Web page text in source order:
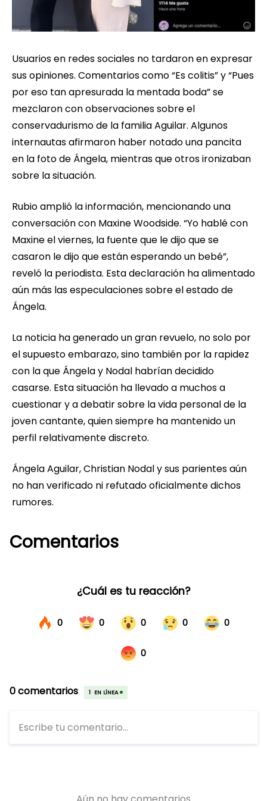
Usuarios en redes sociales no tardaron en expresar
sus opiniones. Comentarios como “Es colitis” y “Pues
por eso tan apresurada la mentada boda” se
mezclaron con observaciones sobre el
conservadurismo de la familia Aguilar. Algunos
internautas afirmaron haber notado una pancita
en la foto de Ángela, mientras que otros ironizaban
sobre la situación.
Rubio amplió la información, mencionando una
conversación con Maxine Woodside. “Yo hablé con
Maxine el viernes, la fuente que le dijo que se
casaron le dijo que están esperando un bebé”,
reveló la periodista. Esta declaración ha alimentado
aún más las especulaciones sobre el estado de
Ángela.
La noticia ha generado un gran revuelo, no solo por
el supuesto embarazo, sino también por la rapidez
con la que Ángela y Nodal habrían decidido
casarse. Esta situación ha llevado a muchos a
cuestionar y a debatir sobre la vida personal de la
joven cantante, quien siempre ha mantenido un
perfil relativamente discreto.
Ángela Aguilar, Christian Nodal y sus parientes aún
no han verificado ni refutado oficialmente dichos
rumores.
Comentarios